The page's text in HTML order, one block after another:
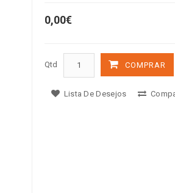
0,00€
Qtd COMPRAR
Lista De Desejos